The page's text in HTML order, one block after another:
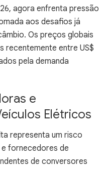
agora enfrenta pressão
aos desafios já
Os preços globais
recentemente entre US$
pela demanda
e
Elétricos
representa um risco
fornecedores de
de conversores